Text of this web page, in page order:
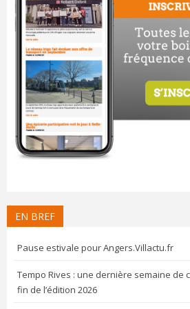
EN BREF
Pause estivale pour Angers.Villactu.fr
Tempo Rives : une dernière semaine de
fin de l’édition 2026